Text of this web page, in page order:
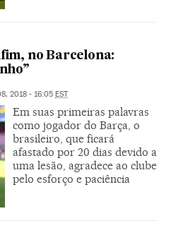
no Barcelona:
2018 - 16:05 EST
Em suas primeiras palavras
como jogador do Barça, o
brasileiro, que ficará
afastado por 20 dias devido a
uma lesão, agradece ao clube
pelo esforço e paciência